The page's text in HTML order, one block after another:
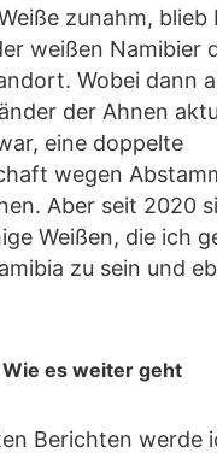
zunahm, blieb
weißen Namibier
Wobei dann
der Ahnen
eine doppelte
wegen
Aber seit 2020
Weißen, die ich
zu sein und
Wie es weiter geht
Berichten werde